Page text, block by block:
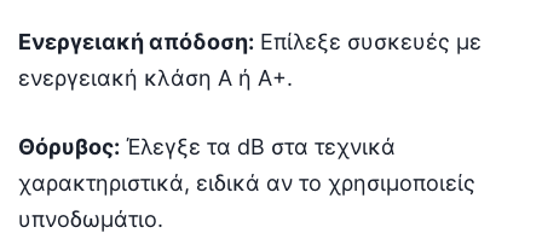
Ενεργειακή απόδοση: Επίλεξε συσκευές με
ενεργειακή κλάση Α ή Α+.
Θόρυβος: Έλεγξε τα dB στα τεχνικά
χαρακτηριστικά, ειδικά αν το χρησιμοποιείς
υπνοδωμάτιο.